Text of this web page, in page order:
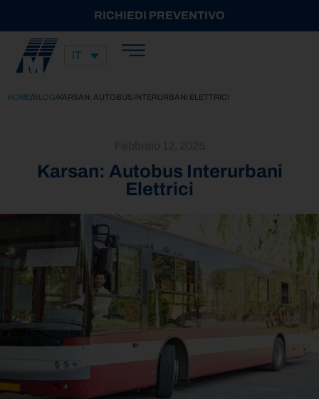
RICHIEDI PREVENTIVO
IT
HOME/BLOG/KARSAN: AUTOBUS INTERURBANI ELETTRICI
Karsan: Autobus Interurbani
Elettrici